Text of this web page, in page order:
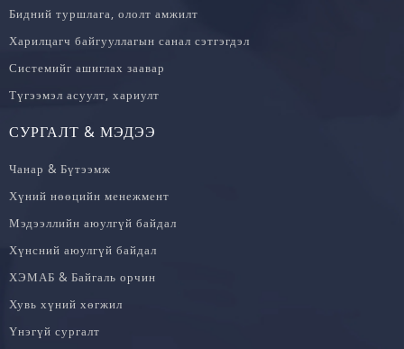
Бидний туршлага, ололт амжилт
Харилцагч байгууллагын санал сэтгэгдэл
Системийг ашиглах заавар
Түгээмэл асуулт, хариулт
СУРГАЛТ & МЭДЭЭ
Чанар & Бүтээмж
Хүний нөөцийн менежмент
Мэдээллийн аюулгүй байдал
Хүнсний аюулгүй байдал
ХЭМАБ & Байгаль орчин
Хувь хүний хөгжил
Үнэгүй сургалт